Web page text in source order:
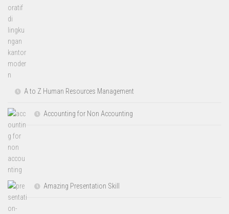
A to Z Human Resources Management
Accounting for Non Accounting
Amazing Presentation Skill